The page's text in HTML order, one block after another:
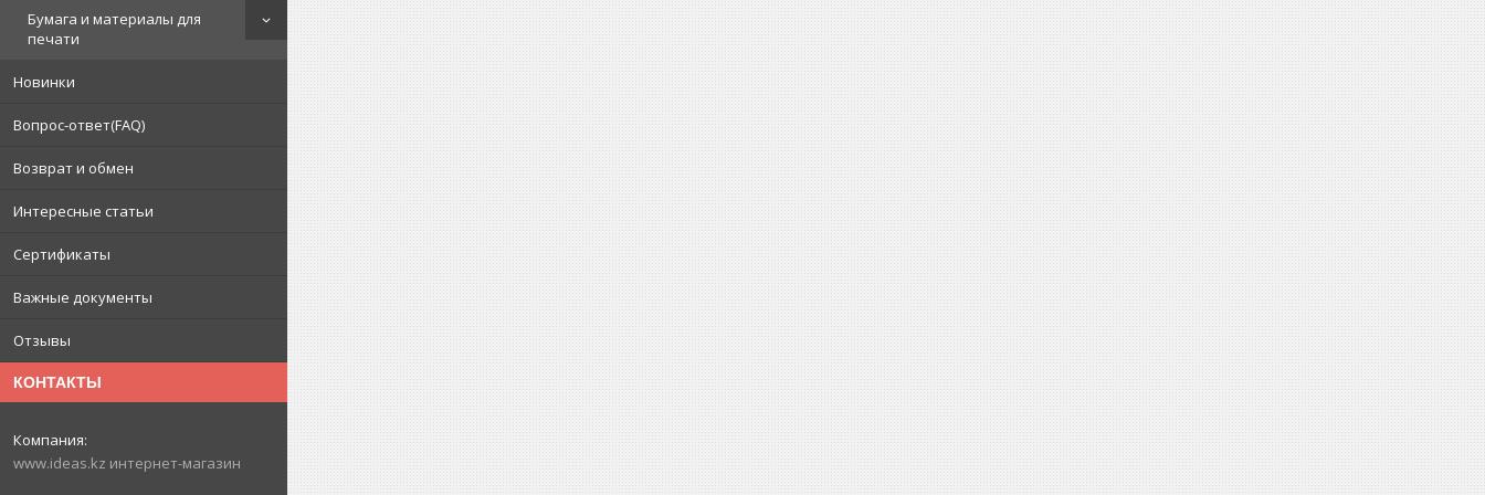
Бумага и материалы для
печати
Новинки
Вопрос-ответ(FAQ)
Возврат и обмен
Интересные статьи
Сертификаты
Важные документы
Отзывы
КОНТАКТЫ
www.ideas.kz интернет-магазин